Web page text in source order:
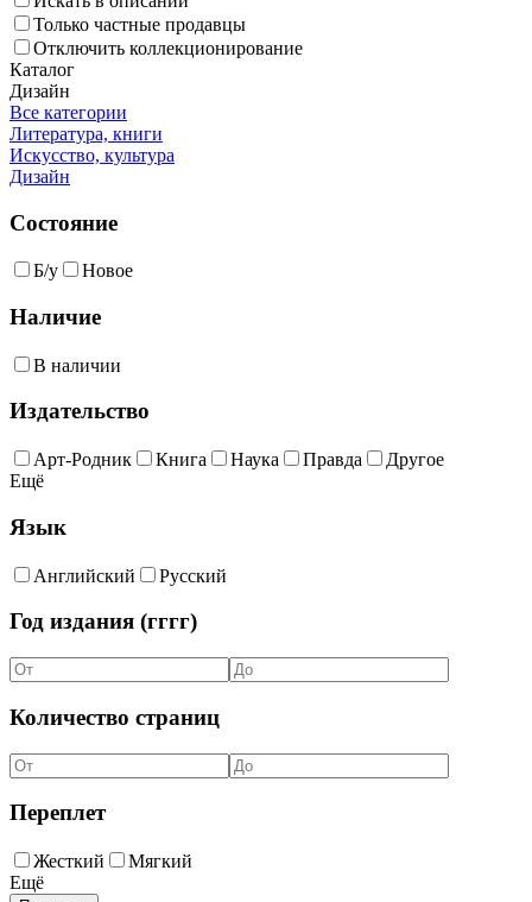
Только частные продавцы
Отключить коллекционирование
Каталог
Дизайн
Все категории
Литература, книги
Искусство, культура
Дизайн
Состояние
Б/у Новое
Наличие
В наличии
Издательство
Арт-Родник Книга Наука Правда
Другое
Ещё
Язык
Английский Русский
Год издания (гггг)
Количество страниц
Переплет
Жесткий
Мягкий
Ещё